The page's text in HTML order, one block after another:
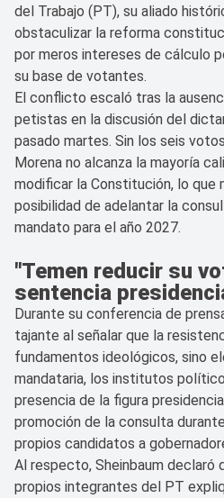
del Trabajo (PT), su aliado
obstaculizar la reforma
por meros intereses de cálculo
su base de votantes.
El conflicto escaló tras la
petistas en la discusión del
pasado martes. Sin los seis
Morena no alcanza la mayoría
modificar la Constitución, lo que
posibilidad de adelantar la
mandato para el año 2027.
"Temen reducir su
sentencia
Durante su conferencia de
tajante al señalar que la
fundamentos ideológicos, sino
mandataria, los institutos
presencia de la figura
promoción de la consulta
propios candidatos a
Al respecto, Sheinbaum declaró
propios integrantes del PT